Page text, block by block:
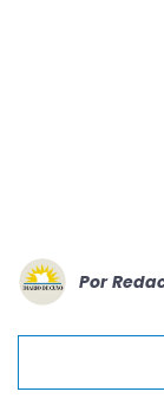
Por